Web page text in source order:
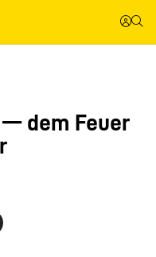
dem Feuer